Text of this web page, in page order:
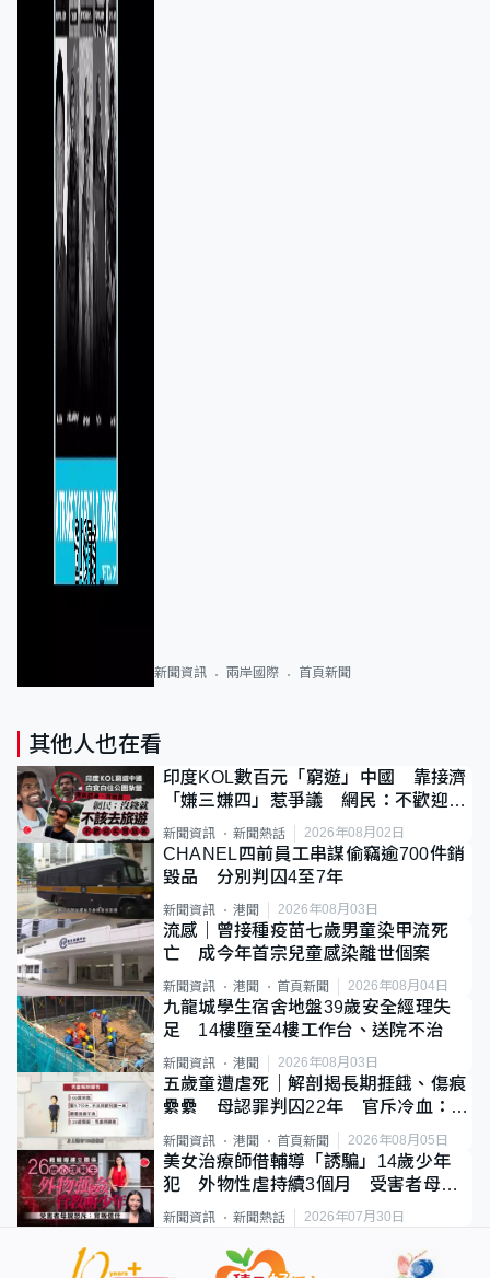
新聞資訊 兩岸國際 首頁新聞
其他人也在看
印度KOL數百元「窮遊」中國 靠接濟
「嫌三嫌四」惹爭議 網民：不歡迎劣
質旅客
新聞資訊 新聞熱話 2026年08月02日
CHANEL四前員工串謀偷竊逾700件銷
毀品 分別判囚4至7年
新聞資訊 港聞 2026年08月03日
流感｜曾接種疫苗七歲男童染甲流死
亡 成今年首宗兒童感染離世個案
新聞資訊 港聞 首頁新聞 2026年08月04日
九龍城學生宿舍地盤39歲安全經理失
足 14樓墮至4樓工作台、送院不治
新聞資訊 港聞 2026年08月03日
五歲童遭虐死｜解剖揭長期捱餓、傷痕
纍纍 母認罪判囚22年 官斥冷血：同
類案最惡劣
新聞資訊 港聞 首頁新聞 2026年08月05日
美女治療師借輔導「誘騙」14歲少年
犯 外物性虐持續3個月 受害者母：
要保護其他人
新聞資訊 新聞熱話 2026年07月30日